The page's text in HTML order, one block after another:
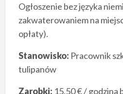
Ogłoszenie bez języka
zakwaterowaniem na
opłaty).
Stanowisko: Pracownik
tulipanów
Zarobki: 15,50 € / godzina